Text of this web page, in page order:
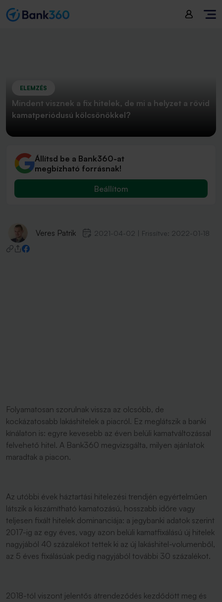
ELEMZÉS
Mindent visznek a fix hitelek, de mi a helyzet a rövid
kamatperiódusú kölcsönökkel?
Állítsd be a Bank360-at
megbízható forrásnak!
Beállítom
Veres Patrik 2021-04-02 Frissítve: 2022-01-18
Folyamatosan szorulnak vissza az olcsóbb, de
kockázatosabb lakáshitelek a piacról. Ez meglátszik a banki
kínálaton is: egyre kevesebb az éven belüli kamatváltozással
felvehető hitel. A Bank360 megvizsgálta, milyen ajánlatok
maradtak a piacon.
Az utóbbi évek háztartási hitelezési trendjén egyértelműen
látszik a kiszámítható kamatozású, hosszabb időre vagy
teljesen fixált hitelek dominanciája: a jegybanki adatok szerint
2017-ig az egy éves, vagy azon belüli kamatfixálású új hitelek
nagyjából 40 százalékot tettek ki az új lakáshitel-volumenből,
az 5 éves fixálásúak pedig nagyjából további 30 százalékot.
2018-tól viszont jelentős átrendeződés kezdődött meg és